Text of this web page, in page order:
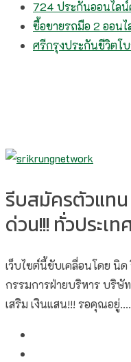
724 ประกันออนไลน์
ซื้อขายรถมือ 2 ออนไ
ศรีกรุงประกันชีวิตโ
รีบสมัครตัวแท
ด่วน!!! ทั่วประเท
เว็บไซต์นี้ขับเคลื่อนโดย นิ
กรรมการฝ่ายบริหาร บริษั
เสริม เงินแสน!!! รอคุณอยู่